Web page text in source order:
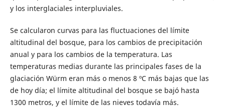
y los interglaciales interpluviales.
Se calcularon curvas para las fluctuaciones del límite
altitudinal del bosque, para los cambios de precipitación
anual y para los cambios de la temperatura. Las
temperaturas medias durante las principales fases de la
glaciación Würm eran más o menos 8 ºC más bajas que las
de hoy día; el límite altitudinal del bosque se bajó hasta
1300 metros, y el límite de las nieves todavía más.